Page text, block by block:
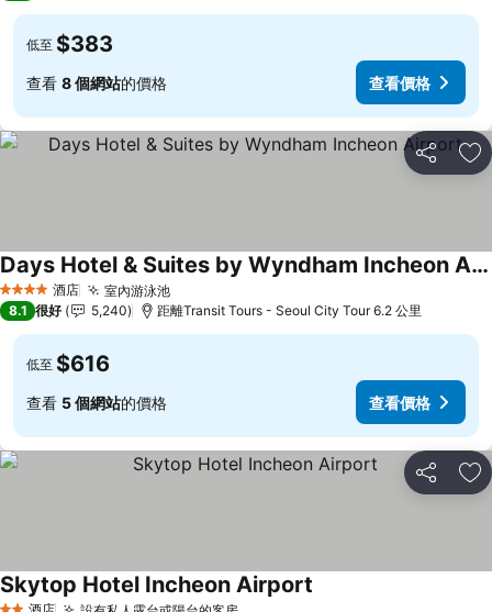
低至 $383
查看 8 個網站的價格 查看價格
分享 放
4 星級 酒店 室內游泳池
Days Hotel & Suites by Wyndham Incheon Airport
8.1 很好 5,240 距離Transit Tours - Seoul City Tour 6.2 公里
低至 $616
查看 5 個網站的價格 查看價格
分享 放
酒店
Skytop Hotel Incheon Airport